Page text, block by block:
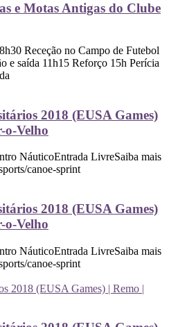
e Motas Antigas do Clube
Receção no Campo de Futebol
e saída 11h15 Reforço 15h Perícia
2018 (EUSA Games)
o-Velho
NáuticoEntrada LivreSaiba mais
canoe-sprint
2018 (EUSA Games)
o-Velho
NáuticoEntrada LivreSaiba mais
canoe-sprint